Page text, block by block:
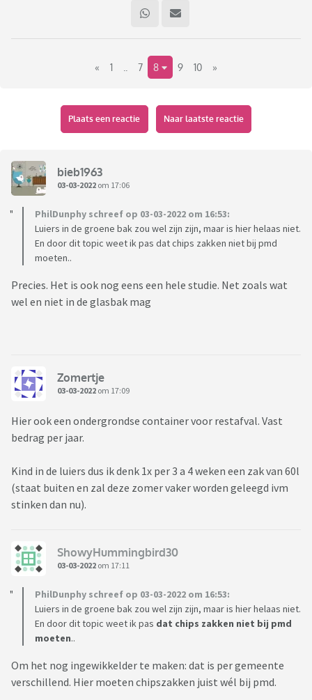
Dit vind ik sowieso duur, maar ook doordat ik alles goed
scheidt duurt het echt wel een tijdje eer dat mijn bak vol is. Ik
Nu sprak ik net iemand die met een tiener woont en haar bak
vorig jaar 16 keer aan de straat heeft gezet. Een vriendin van
haar met 2 kinderen had dit 4 keer gedaan. Die persoon die ik
gezegd verder.
maand een volle bak te hebben... ik snap daar echt niks van!
Waarop ik dacht: leuk onderwerp voor een topic!
Bijna vergeten, ze zei ook nog dat gemeentes minimaal voor
5 ledigingen rekenen. Dat kan niet kloppen toch?
« 1 7 8 9 10 »
Plaats een reactie Naar laatste reactie
bieb1963
03-03-2022 om 17:06
PhilDunphy schreef op 03-03-2022 om 16:53:
Luiers in de groene bak zou wel zijn zijn, maar is hier helaas niet.
En door dit topic weet ik pas dat chips zakken niet bij pmd
moeten..
Precies. Het is ook nog eens een hele studie. Net zoals wat
wel en niet in de glasbak mag
Zomertje
03-03-2022 om 17:09
Hier ook een ondergrondse container voor restafval. Vast
bedrag per jaar.
Kind in de luiers dus ik denk 1x per 3 a 4 weken een zak van 60l
(staat buiten en zal deze zomer vaker worden geleegd ivm
stinken dan nu).
ShowyHummingbird30
03-03-2022 om 17:11
PhilDunphy schreef op 03-03-2022 om 16:53:
Luiers in de groene bak zou wel zijn zijn, maar is hier helaas niet.
En door dit topic weet ik pas dat chips zakken niet bij pmd
moeten..
Om het nog ingewikkelder te maken: dat is per gemeente
verschillend. Hier moeten chipszakken juist wél bij pmd.